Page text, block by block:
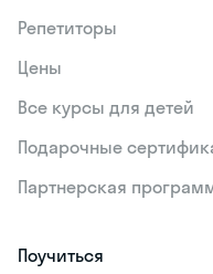
Репетиторы
Цены
Все курсы для детей
Подарочные
Партнерская
Поучиться